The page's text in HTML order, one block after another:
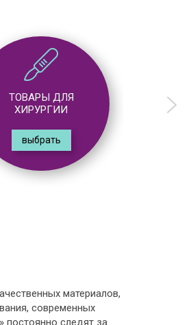
ТОВАРЫ ДЛЯ
выбрать
материалов,
современных
постоянно следят за